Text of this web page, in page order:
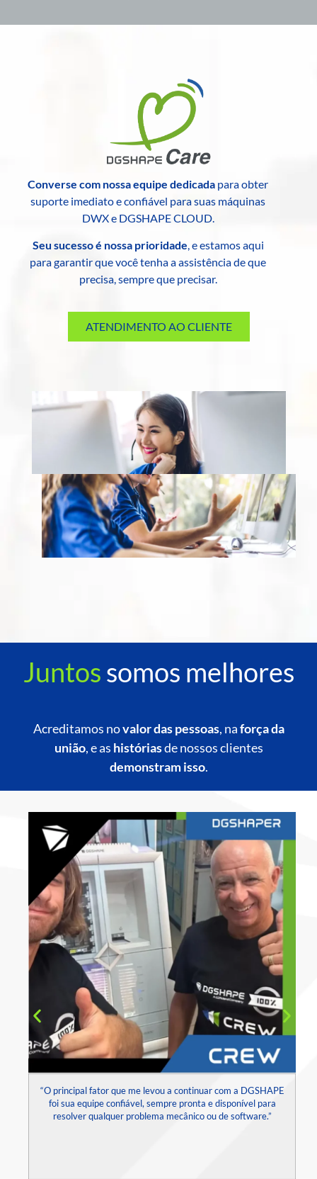
Converse com nossa equipe dedicada para obter
suporte imediato e confiável para suas máquinas
DWX e DGSHAPE CLOUD.
Seu sucesso é nossa prioridade, e estamos aqui
para garantir que você tenha a assistência de que
precisa, sempre que precisar.
ATENDIMENTO AO CLIENTE
Juntossomos melhores
Acreditamos novalor das pessoas, naforça da
união, e as históriasde nossos clientes
demonstram isso.
“O principal fator que me levou a continuar com a DGSHAPE
foi sua equipe confiável, sempre pronta e disponível para
resolver qualquer problema mecânico ou de software.”